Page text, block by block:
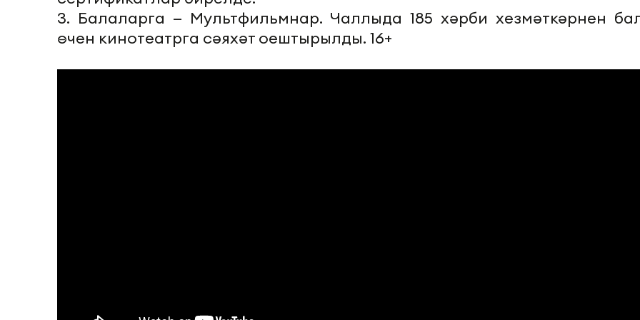
3. Балаларга — Мультфильмнар. Чаллыда 185 хәрби хезмәткәрнен
өчен кинотеатрга сәяхәт оештырылды. 16+